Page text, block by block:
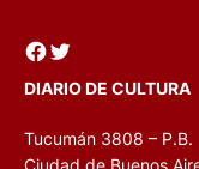
Facebook Twitter
DIARIO DE CULTURA
Tucumán 3808 – P.B.